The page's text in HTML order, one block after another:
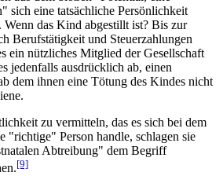
sich eine tatsächliche Persönlichkeit
das Kind abgestillt ist? Bis zur
Berufstätigkeit und Steuerzahlungen
ein nützliches Mitglied der Gesellschaft
jedenfalls ausdrücklich ab, einen
dem ihnen eine Tötung des Kindes nicht
zu vermitteln, das es sich bei dem
"richtige" Person handle, schlagen sie
Abtreibung" dem Begriff
[9]